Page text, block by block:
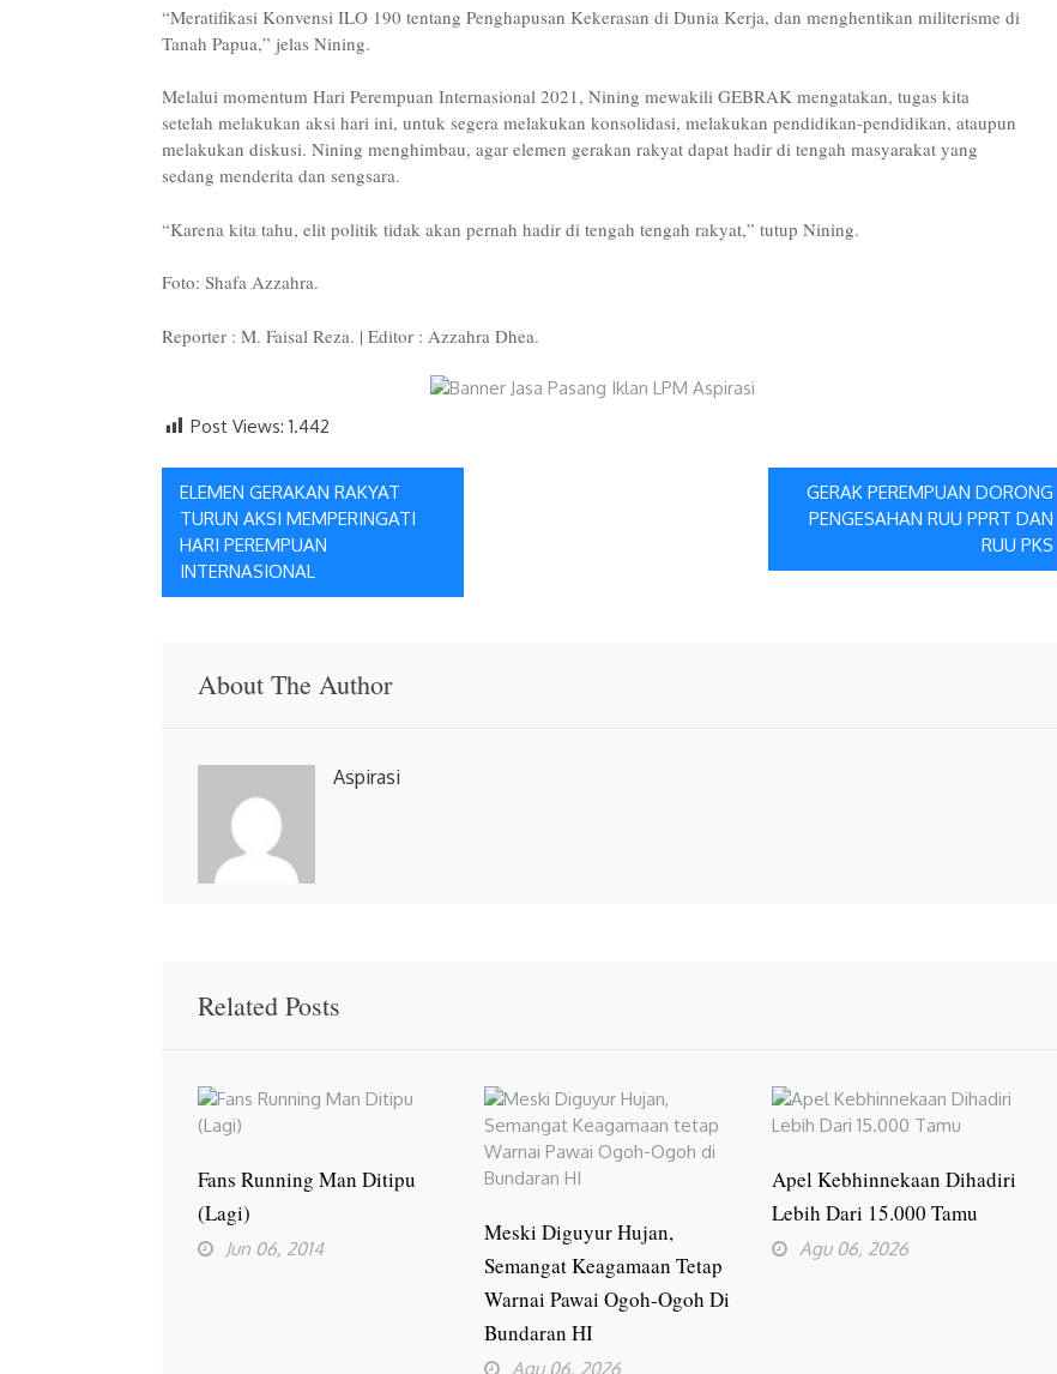
“Meratifikasi Konvensi ILO 190 tentang Penghapusan Kekerasan di Dunia Kerja, dan menghentikan militerisme di
Tanah Papua,” jelas Nining.
Melalui momentum Hari Perempuan Internasional 2021, Nining mewakili GEBRAK mengatakan, tugas kita
setelah melakukan aksi hari ini, untuk segera melakukan konsolidasi, melakukan pendidikan-pendidikan, ataupun
melakukan diskusi. Nining menghimbau, agar elemen gerakan rakyat dapat hadir di tengah masyarakat yang
sedang menderita dan sengsara.
“Karena kita tahu, elit politik tidak akan pernah hadir di tengah tengah rakyat,” tutup Nining.
Foto: Shafa Azzahra.
Reporter : M. Faisal Reza. | Editor : Azzahra Dhea.
Post Views: 1.442
Navigasi
pos
ELEMEN GERAKAN RAKYAT
TURUN AKSI MEMPERINGATI
HARI PEREMPUAN
INTERNASIONAL
GERAK PEREMPUAN DORONG
PENGESAHAN RUU PPRT DAN
RUU PKS
About The Author
Aspirasi
Related Posts
Fans Running Man Ditipu
(Lagi)
Jun 06, 2014
Meski Diguyur Hujan,
Semangat Keagamaan Tetap
Warnai Pawai Ogoh-Ogoh Di
Bundaran HI
Agu 06, 2026
Apel Kebhinnekaan Dihadiri
Lebih Dari 15.000 Tamu
Agu 06, 2026